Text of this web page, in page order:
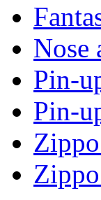
Nose
Pin-
Pin-